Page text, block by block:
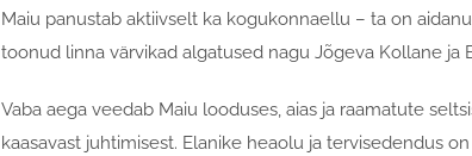
Maiu panustab aktiivselt ka kogukonnaellu – ta on
toonud linna värvikad algatused nagu Jõgeva Kollane ja
Vaba aega veedab Maiu looduses, aias ja raamatute
kaasavast juhtimisest. Elanike heaolu ja tervisedendus